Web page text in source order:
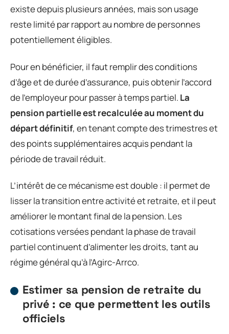
existe depuis plusieurs années, mais son usage
reste limité par rapport au nombre de personnes
potentiellement éligibles.
Pour en bénéficier, il faut remplir des conditions
d’âge et de durée d’assurance, puis obtenir l’accord
de l’employeur pour passer à temps partiel. La
pension partielle est recalculée au moment du
départ définitif, en tenant compte des trimestres et
des points supplémentaires acquis pendant la
période de travail réduit.
L’intérêt de ce mécanisme est double : il permet de
lisser la transition entre activité et retraite, et il peut
améliorer le montant final de la pension. Les
cotisations versées pendant la phase de travail
partiel continuent d’alimenter les droits, tant au
régime général qu’à l’Agirc-Arrco.
Estimer sa pension de retraite du
privé : ce que permettent les outils
officiels